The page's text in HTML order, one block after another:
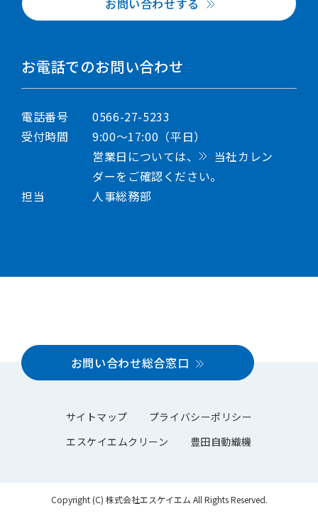
お問い合わせする
お電話でのお問い合わせ
電話番号
0566-27-5233
受付時間
9:00～17:00（平日）
営業日については、
当社カレン
ダーをご確認ください。
担当
人事総務部
お問い合わせ総合窓口
サイトマップ
プライバシーポリシー
エスケイエムクリーン
豊田自動織機
Copyright (C) 株式会社エスケイエム All Rights Reserved.